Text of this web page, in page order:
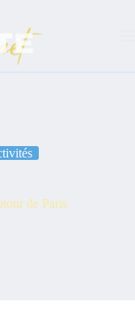
de Paris